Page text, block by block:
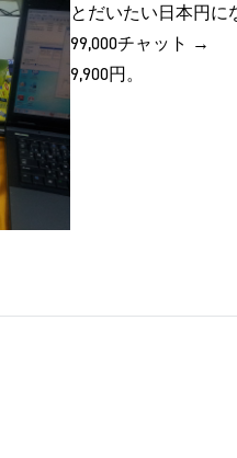
とだいたい日本円に
99,000チャット →
9,900円。